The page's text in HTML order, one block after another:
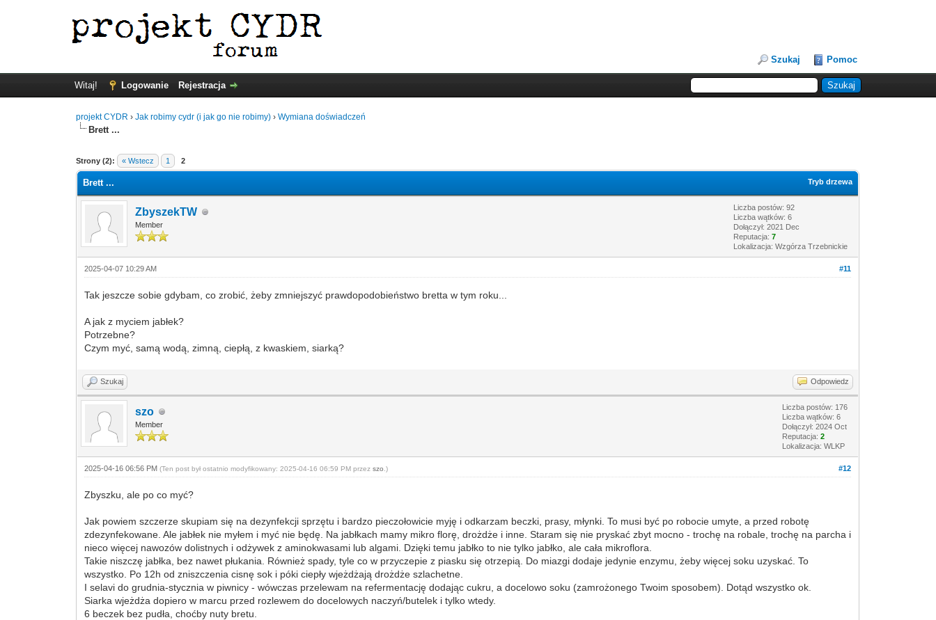
Szukaj Pomoc
Witaj! Logowanie Rejestracja
projekt CYDR ›Jak robimy cydr (i jak go nie robimy) ›Wymiana doświadczeń
Brett ...
Strony (2): « Wstecz 1 2
Tryb drzewa
Brett ...
ZbyszekTW
Member
Liczba postów: 92
Liczba wątków: 6
Dołączył: 2021 Dec
Reputacja:7
Lokalizacja: Wzgórza Trzebnickie
#11
2025-04-07 10:29 AM
Tak jeszcze sobie gdybam, co zrobić, żeby zmniejszyć prawdopodobieństwo bretta w tym roku...
A jak z myciem jabłek?
Potrzebne?
Czym myć, samą wodą, zimną, ciepłą, z kwaskiem, siarką?
Szukaj Odpowiedz
szo
Member
Liczba postów: 176
Liczba wątków: 6
Dołączył: 2024 Oct
Reputacja:2
Lokalizacja: WLKP
#12
2025-04-16 06:56 PM(Ten post był ostatnio modyfikowany: 2025-04-16 06:59 PM przezszo .)
Zbyszku, ale po co myć?
Jak powiem szczerze skupiam się na dezynfekcji sprzętu i bardzo pieczołowicie myję i odkarzam beczki, prasy, młynki. To musi być po robocie umyte, a przed robotę
zdezynfekowane. Ale jabłek nie myłem i myć nie będę. Na jabłkach mamy mikro florę, drożdże i inne. Staram się nie pryskać zbyt mocno - trochę na robale, trochę na parcha i
nieco więcej nawozów dolistnych i odżywek z aminokwasami lub algami. Dzięki temu jabłko to nie tylko jabłko, ale cała mikroflora.
Takie niszczę jabłka, bez nawet płukania. Również spady, tyle co w przyczepie z piasku się otrzepią. Do miazgi dodaje jedynie enzymu, żeby więcej soku uzyskać. To
wszystko. Po 12h od zniszczenia cisnę sok i póki ciepły wjeżdżają drożdże szlachetne.
I selavi do grudnia-stycznia w piwnicy - wówczas przelewam na refermentację dodając cukru, a docelowo soku (zamrożonego Twoim sposobem). Dotąd wszystko ok.
Siarka wjeżdża dopiero w marcu przed rozlewem do docelowych naczyń/butelek i tylko wtedy.
6 beczek bez pudła, choćby nuty bretu.